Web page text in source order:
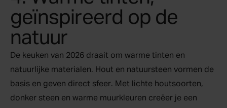
geïnspireerd op de
natuur
De keuken van 2026 draait om warme tinten en
natuurlijke materialen. Hout en natuursteen vormen de
basis en geven direct sfeer. Met lichte houtsoorten,
donker steen en warme muurkleuren creëer je een